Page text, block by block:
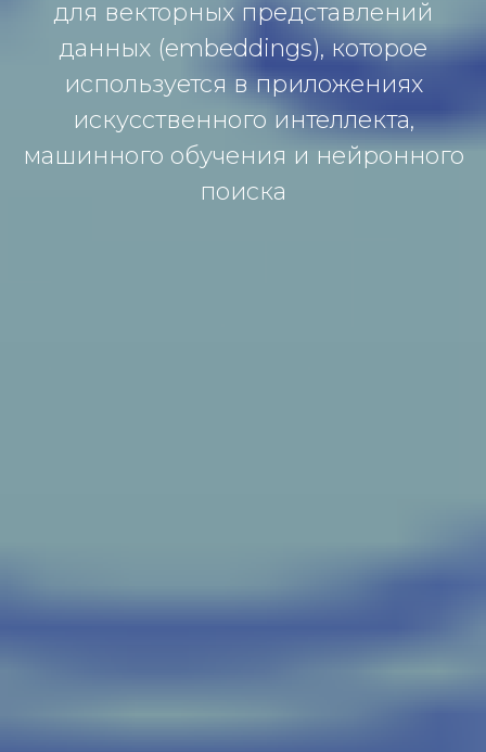
для векторных представлений
данных (embeddings), которое
используется в приложениях
искусственного интеллекта,
машинного обучения и нейронного
поиска